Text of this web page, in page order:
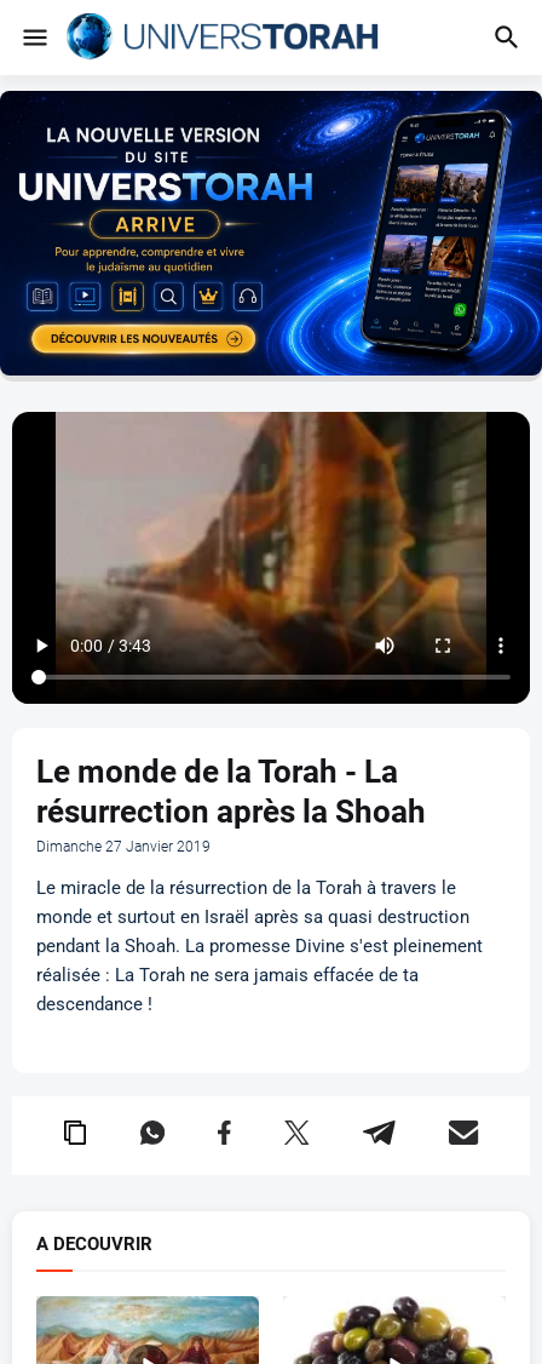
Le monde de la Torah - La
résurrection après la Shoah
Dimanche 27 Janvier 2019
Le miracle de la résurrection de la Torah à travers le
monde et surtout en Israël après sa quasi destruction
pendant la Shoah. La promesse Divine s'est pleinement
réalisée : La Torah ne sera jamais effacée de ta
descendance !
A DECOUVRIR